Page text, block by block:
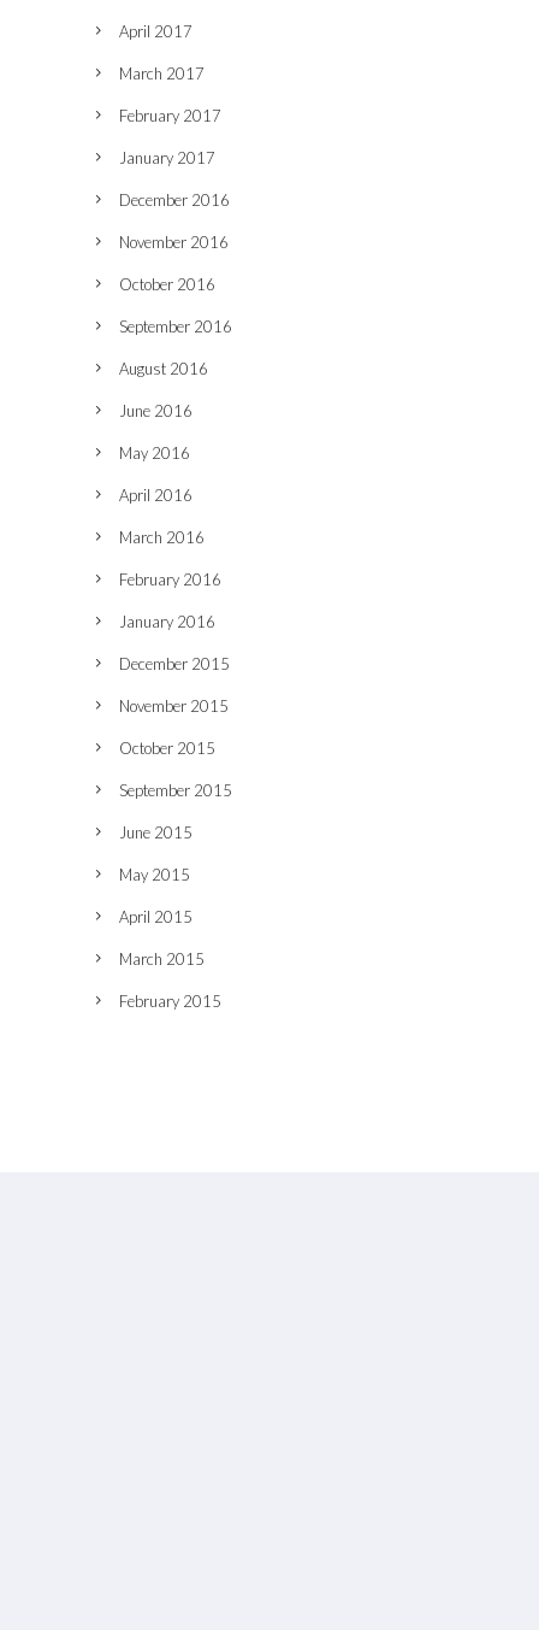
April 2017
March 2017
February 2017
January 2017
December 2016
November 2016
October 2016
September 2016
August 2016
June 2016
May 2016
April 2016
March 2016
February 2016
January 2016
December 2015
November 2015
October 2015
September 2015
June 2015
May 2015
April 2015
March 2015
February 2015